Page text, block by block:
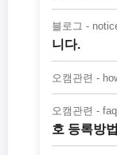
블로그 -
니다.
오캠관련 -
오캠관련 - faq
호 등록방법